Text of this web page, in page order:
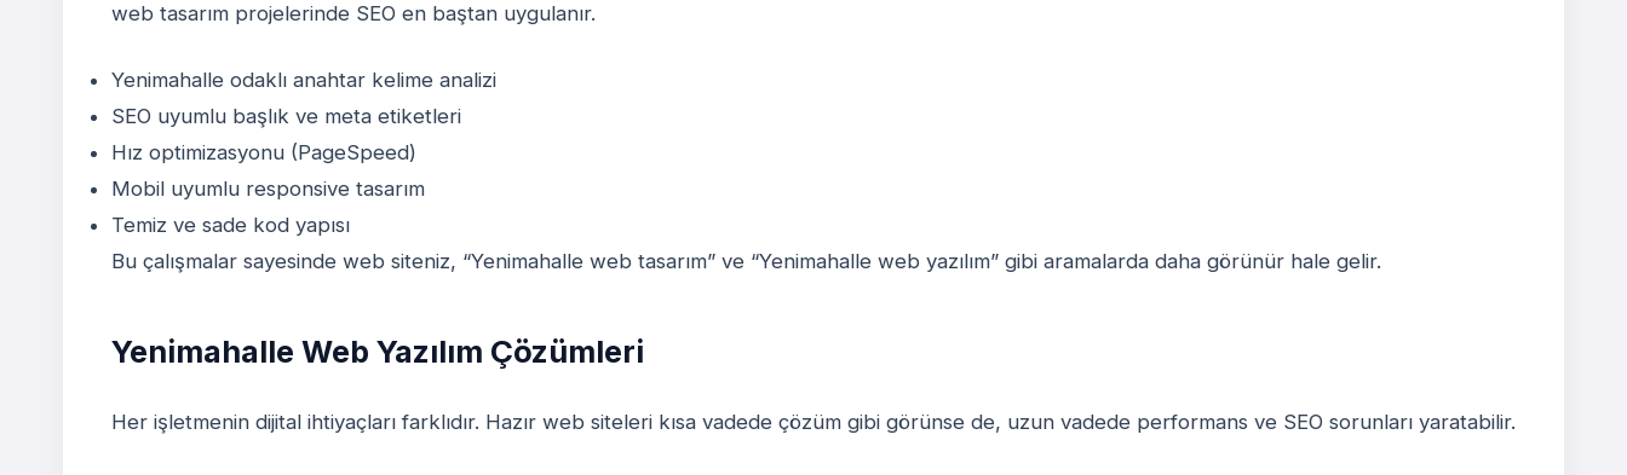
web tasarım projelerinde SEO en baştan uygulanır.
Yenimahalle odaklı anahtar kelime analizi
SEO uyumlu başlık ve meta etiketleri
Hız optimizasyonu (PageSpeed)
Mobil uyumlu responsive tasarım
Temiz ve sade kod yapısı
Bu çalışmalar sayesinde web siteniz, “Yenimahalle web tasarım” ve “Yenimahalle web yazılım” gibi aramalarda daha görünür hale gelir.
Yenimahalle Web Yazılım Çözümleri
Her işletmenin dijital ihtiyaçları farklıdır. Hazır web siteleri kısa vadede çözüm gibi görünse de, uzun vadede performans ve SEO sorunları yaratabilir.